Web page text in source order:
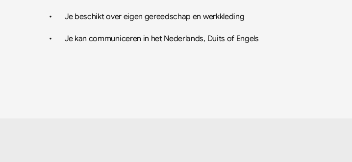
•	Je beschikt over eigen gereedschap en werkkleding
•	Je kan communiceren in het Nederlands, Duits of Engels